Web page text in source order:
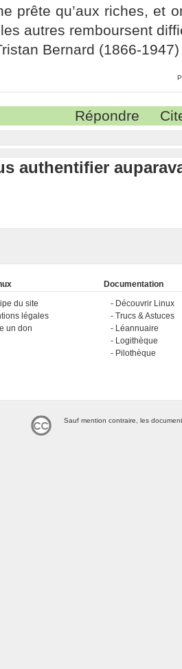
prête qu’aux riches, et
autres remboursent
Bernard (1866-1947)
Répondre
authentifier
du site
légales
un don
Documentation
Découvrir Linux
Trucs & Astuces
Léannuaire
Logithèque
Pilothèque
Sauf mention contraire, les